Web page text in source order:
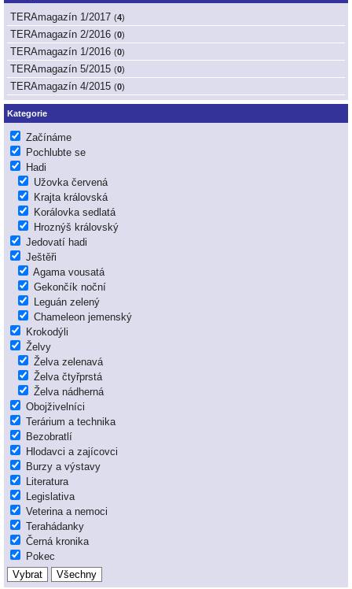
TERAmagazín 1/2017 (4)
TERAmagazín 2/2016 (0)
TERAmagazín 1/2016 (0)
TERAmagazín 5/2015 (0)
TERAmagazín 4/2015 (0)
Kategorie
Začínáme
Pochlubte se
Hadi
Užovka červená
Krajta královská
Korálovka sedlatá
Hroznýš královský
Jedovatí hadi
Ještěři
Agama vousatá
Gekončík noční
Leguán zelený
Chameleon jemenský
Krokodýli
Želvy
Želva zelenavá
Želva čtyřprstá
Želva nádherná
Obojživelníci
Terárium a technika
Bezobratlí
Hlodavci a zajícovci
Burzy a výstavy
Literatura
Legislativa
Veterina a nemoci
Terahádanky
Černá kronika
Pokec